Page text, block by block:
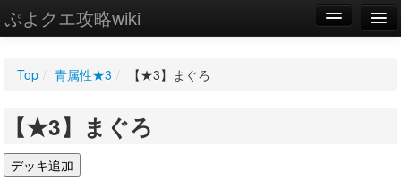
ぷよクエ攻略wiki
WIKI
設定
Top / 青属性★3 / 【★3】まぐろ
【★3】まぐろ